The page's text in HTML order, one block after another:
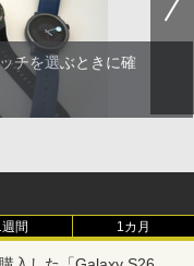
チを選ぶときに確
週間 1カ月